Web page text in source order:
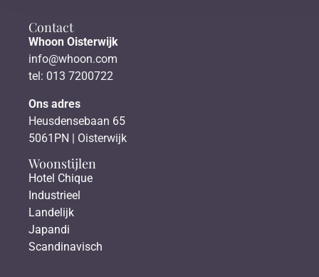
Contact
Whoon Oisterwijk
info@whoon.com
tel: 013 7200722
Ons adres
Heusdensebaan 65
5061PN | Oisterwijk
Woonstijlen
Hotel Chique
Industrieel
Landelijk
Japandi
Scandinavisch